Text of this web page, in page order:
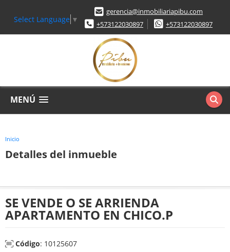
Select Language ▼
gerencia@inmobiliariapibu.com
+573122030897
+573122030897
MENÚ
Inicio
Detalles del inmueble
SE VENDE O SE ARRIENDA
APARTAMENTO EN CHICO.P
Código: 10125607